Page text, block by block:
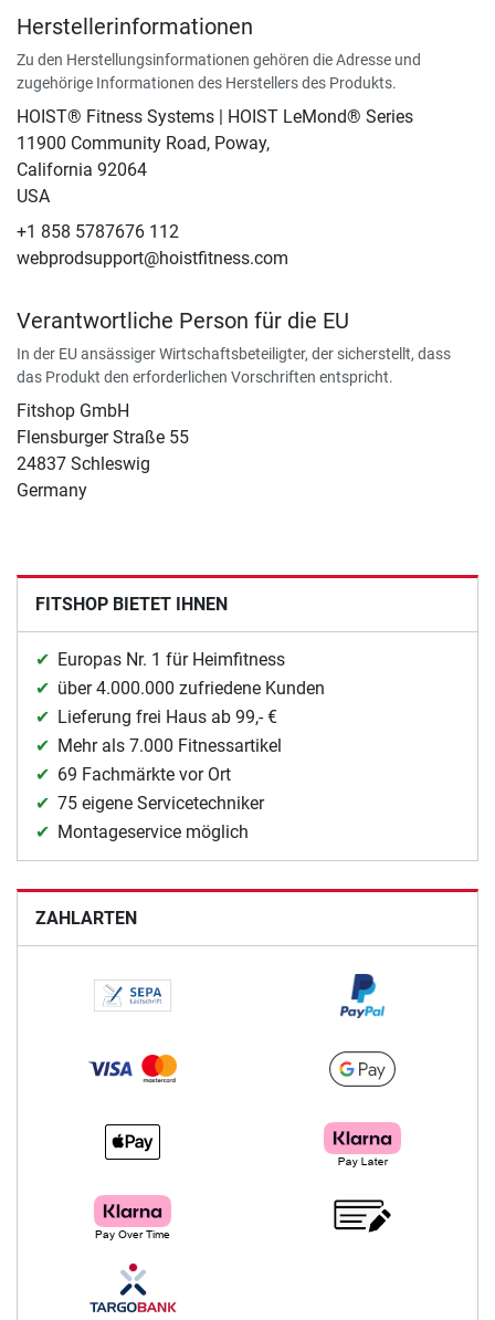
Herstellerinformationen
Zu den Herstellungsinformationen gehören die Adresse und
zugehörige Informationen des Herstellers des Produkts.
HOIST® Fitness Systems | HOIST LeMond® Series
11900 Community Road, Poway,
California 92064
USA
+1 858 5787676 112
webprodsupport@hoistfitness.com
Verantwortliche Person für die EU
In der EU ansässiger Wirtschaftsbeteiligter, der sicherstellt, dass
das Produkt den erforderlichen Vorschriften entspricht.
Fitshop GmbH
Flensburger Straße 55
24837 Schleswig
Germany
FITSHOP BIETET IHNEN
Europas Nr. 1 für Heimfitness
über 4.000.000 zufriedene Kunden
Lieferung frei Haus ab 99,- €
Mehr als 7.000 Fitnessartikel
69 Fachmärkte vor Ort
75 eigene Servicetechniker
Montageservice möglich
ZAHLARTEN